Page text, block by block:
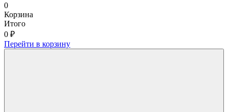
0
Корзина
Итого
0 ₽
Перейти в корзину